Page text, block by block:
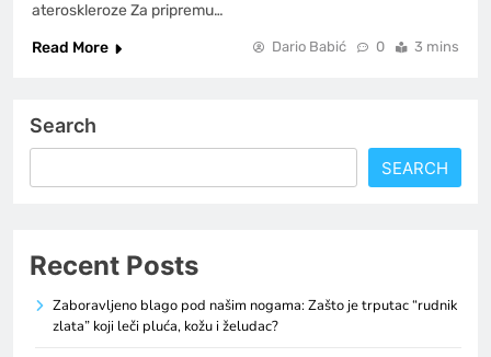
ateroskleroze Za pripremu…
Read More
Dario Babić 0 3 mins
Search
SEARCH
Recent Posts
Zaboravljeno blago pod našim nogama: Zašto je trputac “rudnik
zlata” koji leči pluća, kožu i želudac?